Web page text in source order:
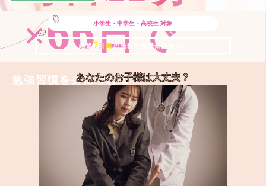
×66日で
勉強習慣を身につける
小学生・中学生・高校生 対象
＼ 絶賛 7 日間の無料体験授業実施中!! ／
あなたのお子様は大丈夫？